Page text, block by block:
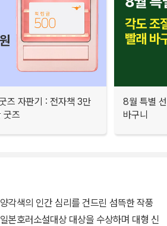
즈 자판기 : 전자책 3만
굿즈
8월 특별
바구니
각색의 인간 심리를 건드린 섬뜩한 작풍
본호러소설대상 대상을 수상하며 대형 신